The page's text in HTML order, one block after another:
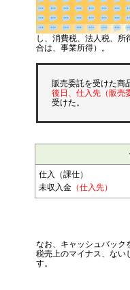
で計上し、消費税、法人
主の場合は、事業所得）。
販売委託を受けた商
後日、仕入先（販売
受けた。
仕入（課仕）
未収入金 （仕入先）
なお、キャッシュバック
税売上のマイナス、ない
す。